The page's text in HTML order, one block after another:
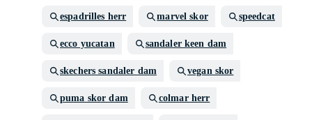
espadrilles herr marvel skor speedcat
ecco yucatan sandaler keen dam
skechers sandaler dam vegan skor
puma skor dam colmar herr